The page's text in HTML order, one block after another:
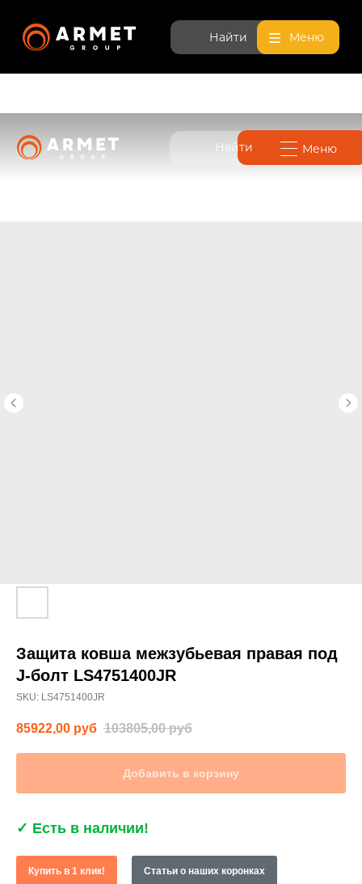
Найти
Защита ковша межзубьевая правая под
J-болт LS4751400JR
SKU: LS4751400JR
85922,00 руб 103805,00 руб
Добавить в корзину
✓ Есть в наличии!
Купить в 1 клик! Статьи о наших коронках